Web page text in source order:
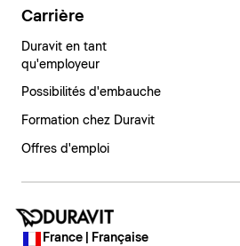
Carrière
Duravit en tant
qu'employeur
Possibilités d'embauche
Formation chez Duravit
Offres d'emploi
France | Française